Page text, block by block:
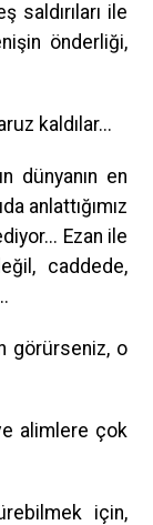
ile
önderliği,
kaldılar...
dünyanın en
anlattığımız
Ezan ile
caddede,
görürseniz, o
alimlere çok
için,